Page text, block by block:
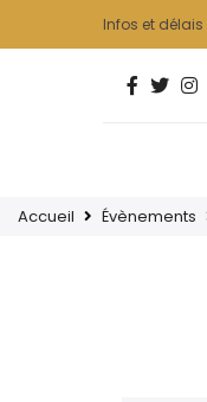
Infos et délais
Accueil Évènements